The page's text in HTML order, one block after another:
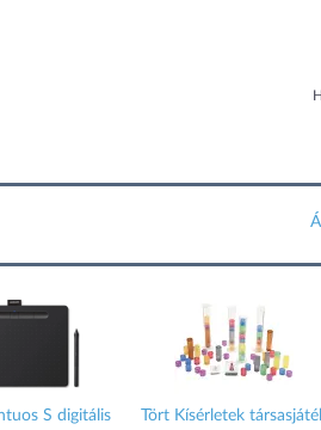
S digitális
Tört Kísérletek